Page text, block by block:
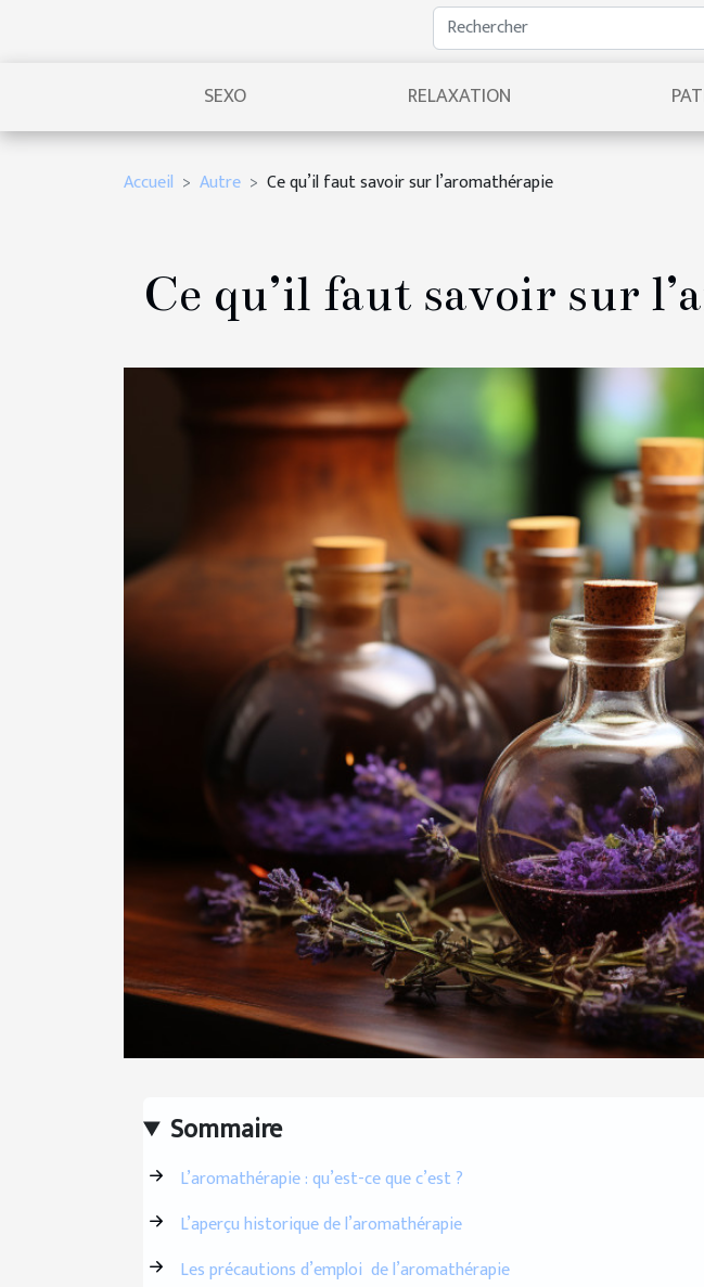
SEXO RELAXATION
Accueil Autre Ce qu’il faut savoir sur l’aromathérapie
Ce qu’il faut savoir sur
Sommaire
L’aromathérapie : qu’est-ce que c’est ?
L’aperçu historique de l’aromathérapie
Les précautions d’emploi de l’aromathérapie